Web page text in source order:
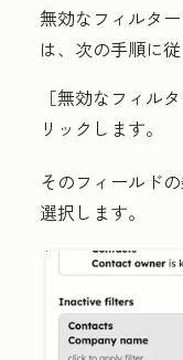
無効なフィルタ
は、次の手順に従
［無効なフィルタ
リックします。
そのフィールドの
選択します。